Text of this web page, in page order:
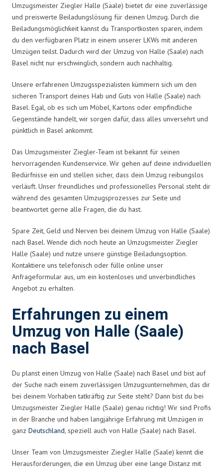
Umzugsmeister Ziegler Halle (Saale) bietet dir eine zuverlässige
und preiswerte Beiladungslösung für deinen Umzug. Durch die
Beiladungsmöglichkeit kannst du Transportkosten sparen, indem
du den verfügbaren Platz in einem unserer LKWs mit anderen
Umzügen teilst. Dadurch wird der Umzug von Halle (Saale) nach
Basel nicht nur erschwinglich, sondern auch nachhaltig.
Unsere erfahrenen Umzugsspezialisten kümmern sich um den
sicheren Transport deines Hab und Guts von Halle (Saale) nach
Basel. Egal, ob es sich um Möbel, Kartons oder empfindliche
Gegenstände handelt, wir sorgen dafür, dass alles unversehrt und
pünktlich in Basel ankommt.
Das Umzugsmeister Ziegler-Team ist bekannt für seinen
hervorragenden Kundenservice. Wir gehen auf deine individuellen
Bedürfnisse ein und stellen sicher, dass dein Umzug reibungslos
verläuft. Unser freundliches und professionelles Personal steht dir
während des gesamten Umzugsprozesses zur Seite und
beantwortet gerne alle Fragen, die du hast.
Spare Zeit, Geld und Nerven bei deinem Umzug von Halle (Saale)
nach Basel. Wende dich noch heute an Umzugsmeister Ziegler
Halle (Saale) und nutze unsere günstige Beiladungsoption.
Kontaktiere uns telefonisch oder fülle online unser
Anfrageformular aus, um ein kostenloses und unverbindliches
Angebot zu erhalten.
Erfahrungen zu einem
Umzug von Halle (Saale)
nach Basel
Du planst einen Umzug von Halle (Saale) nach Basel und bist auf
der Suche nach einem zuverlässigen Umzugsunternehmen, das dir
bei deinem Vorhaben tatkräftig zur Seite steht? Dann bist du bei
Umzugsmeister Ziegler Halle (Saale) genau richtig! Wir sind Profis
in der Branche und haben langjährige Erfahrung mit Umzügen in
ganz Deutschland, speziell auch von Halle (Saale) nach Basel.
Unser Team von Umzugsmeister Ziegler Halle (Saale) kennt die
Herausforderungen, die ein Umzug über eine lange Distanz mit